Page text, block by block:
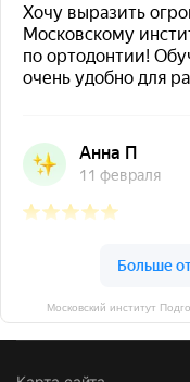
Московский институт